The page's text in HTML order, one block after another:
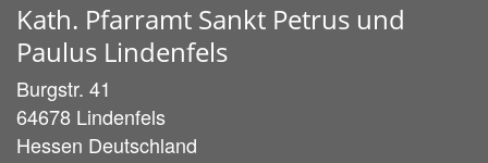
Kath. Pfarramt Sankt Petrus und
Paulus Lindenfels
Burgstr. 41
64678 Lindenfels
Hessen Deutschland